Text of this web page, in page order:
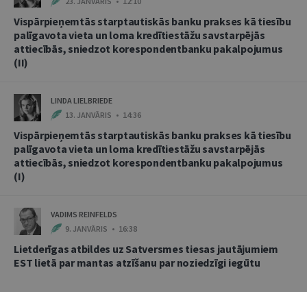
Vispārpieņemtās starptautiskās banku prakses kā tiesību
palīgavota vieta un loma kredītiestāžu savstarpējās
attiecībās, sniedzot korespondentbanku pakalpojumus
(II)
LINDA LIELBRIEDE
13. JANVĀRIS • 14:36
Vispārpieņemtās starptautiskās banku prakses kā tiesību
palīgavota vieta un loma kredītiestāžu savstarpējās
attiecībās, sniedzot korespondentbanku pakalpojumus
(I)
VADIMS REINFELDS
9. JANVĀRIS • 16:38
Lietderīgas atbildes uz Satversmes tiesas jautājumiem
EST lietā par mantas atzīšanu par noziedzīgi iegūtu